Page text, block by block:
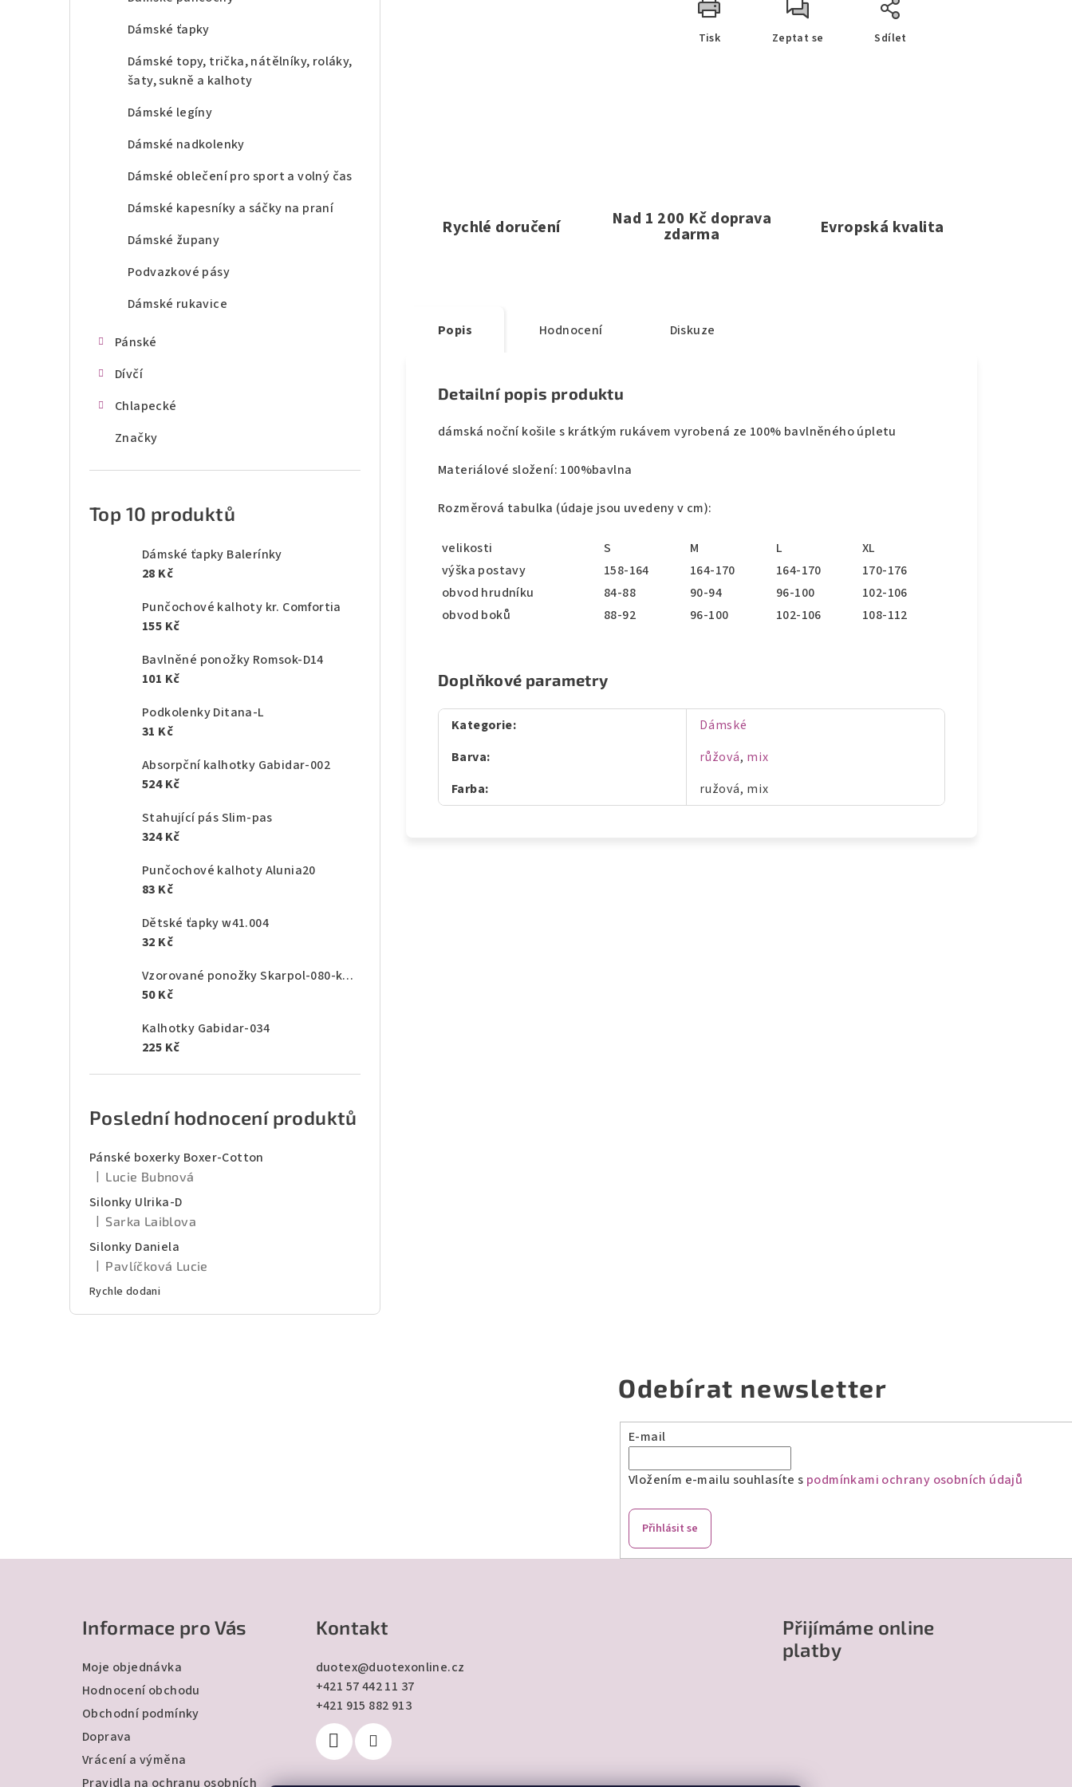
Dámské ťapky
Dámské topy, trička, nátělníky, roláky,
šaty, sukně a kalhoty
Dámské legíny
Dámské nadkolenky
Dámské oblečení pro sport a volný čas
Dámské kapesníky a sáčky na praní
Dámské župany
Podvazkové pásy
Dámské rukavice
Pánské
Dívčí
Chlapecké
Značky
Top 10 produktů
Dámské ťapky Balerínky
28 Kč
Punčochové kalhoty kr. Comfortia
155 Kč
Bavlněné ponožky Romsok-D14
101 Kč
Podkolenky Ditana-L
31 Kč
Absorpční kalhotky Gabidar-002
524 Kč
Stahující pás Slim-pas
324 Kč
Punčochové kalhoty Alunia20
83 Kč
Dětské ťapky w41.004
32 Kč
Vzorované ponožky Skarpol-080-kaktus
50 Kč
Kalhotky Gabidar-034
225 Kč
Poslední hodnocení produktů
Pánské boxerky Boxer-Cotton
Hodnocení produktu je 5 z 5 hvězdiček.
Lucie Bubnová
Silonky Ulrika-D
Hodnocení produktu je 5 z 5 hvězdiček.
Sarka Laiblova
Silonky Daniela
Hodnocení produktu je 5 z 5 hvězdiček.
Pavlíčková Lucie
Rychle dodani
Tisk Zeptat se Sdílet
Rychlé doručení Nad 1 200 Kč doprava
zdarma Evropská kvalita
Popis Hodnocení Diskuze
Detailní popis produktu
dámská noční košile s krátkým rukávem vyrobená ze 100% bavlněného úpletu
Materiálové složení: 100%bavlna
Rozměrová tabulka (údaje jsou uvedeny v cm):
velikosti S M L
XL
výška postavy
158-164 164-170 164-170
170-176
obvod hrudníku
84-88 90-94 96-100
102-106
obvod boků
88-92 96-100 102-106 108-112
Doplňkové parametry
Kategorie:
Dámské
Barva: růžová, mix
Farba: ružová, mix
Odebírat newsletter
E-mail
Vložením e-mailu souhlasíte s podmínkami ochrany osobních údajů
Přihlásit se
Informace pro Vás
Moje objednávka
Hodnocení obchodu
Obchodní podmínky
Doprava
Vrácení a výměna
Pravidla na ochranu osobních
Kontakt
duotex@duotexonline.cz
+421 57 442 11 37
+421 915 882 913
Přijímáme online
platby